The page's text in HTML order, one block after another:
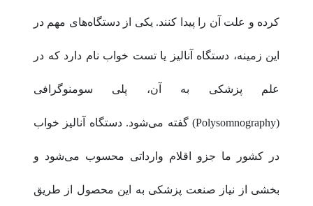
کرده و علت آن را پیدا کنند. یکی از دستگاه‌های مهم در
این زمینه، دستگاه آنالیز یا تست خواب نام دارد که در
علم پزشکی به آن، پلی سومنوگرافی
(Polysomnography) گفته می‌شود. دستگاه آنالیز خواب
در کشور ما جزو اقلام وارداتی محسوب می‌شود و
بخشی از نیاز صنعت پزشکی به این محصول از طریق